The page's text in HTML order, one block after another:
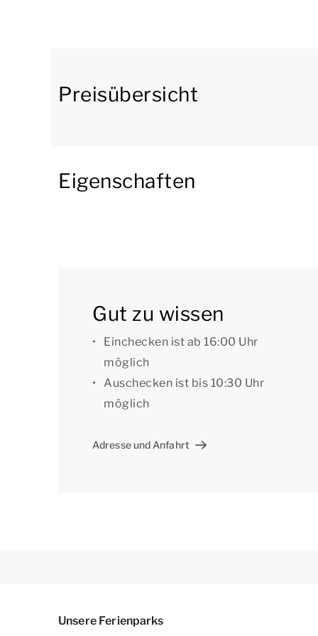
Im Erdgeschoss befinden sich 3
ein Badezimmer mit Badewanne, Dusche und
Etage gibt es auch 2 Badezimmer. Beide
Sie können während Ihres Aufenthalts
zentralen Parkplätzen des Parks abstellen.
[i]Die Unterkünfte können anders eingeteilt
dienen als Beispiele.[i]
Preisübersicht
Eigenschaften
Gut zu wissen
Einchecken ist ab 16:00 Uhr
möglich
Auschecken ist bis 10:30 Uhr
möglich
Adresse und Anfahrt
Unsere Ferienparks